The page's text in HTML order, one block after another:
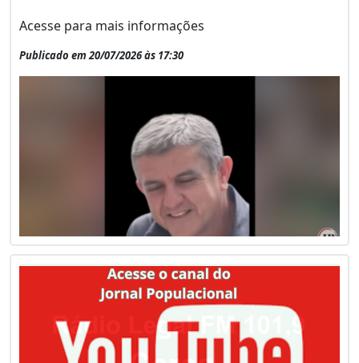
Acesse para mais informações
Publicado em 20/07/2026 às 17:30